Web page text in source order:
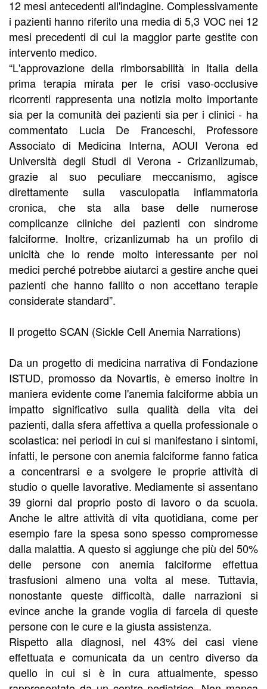
12 mesi antecedenti all'indagine. Complessivamente
i pazienti hanno riferito una media di 5,3 VOC nei 12
mesi precedenti di cui la maggior parte gestite con
intervento medico.
“L'approvazione della rimborsabilità in Italia della
prima terapia mirata per le crisi vaso-occlusive
ricorrenti rappresenta una notizia molto importante
sia per la comunità dei pazienti sia per i clinici - ha
commentato Lucia De Franceschi, Professore
Associato di Medicina Interna, AOUI Verona ed
Università degli Studi di Verona - Crizanlizumab,
grazie al suo peculiare meccanismo, agisce
direttamente sulla vasculopatia infiammatoria
cronica, che sta alla base delle numerose
complicanze cliniche dei pazienti con sindrome
falciforme. Inoltre, crizanlizumab ha un profilo di
unicità che lo rende molto interessante per noi
medici perché potrebbe aiutarci a gestire anche quei
pazienti che hanno fallito o non accettano terapie
considerate standard”.
Il progetto SCAN (Sickle Cell Anemia Narrations)
Da un progetto di medicina narrativa di Fondazione
ISTUD, promosso da Novartis, è emerso inoltre in
maniera evidente come l'anemia falciforme abbia un
impatto significativo sulla qualità della vita dei
pazienti, dalla sfera affettiva a quella professionale o
scolastica: nei periodi in cui si manifestano i sintomi,
infatti, le persone con anemia falciforme fanno fatica
a concentrarsi e a svolgere le proprie attività di
studio o quelle lavorative. Mediamente si assentano
39 giorni dal proprio posto di lavoro o da scuola.
Anche le altre attività di vita quotidiana, come per
esempio fare la spesa sono spesso compromesse
dalla malattia. A questo si aggiunge che più del 50%
delle persone con anemia falciforme effettua
trasfusioni almeno una volta al mese. Tuttavia,
nonostante queste difficoltà, dalle narrazioni si
evince anche la grande voglia di farcela di queste
persone con le cure e la giusta assistenza.
Rispetto alla diagnosi, nel 43% dei casi viene
effettuata e comunicata da un centro diverso da
quello in cui si è in cura attualmente, spesso